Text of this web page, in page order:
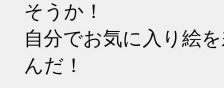
そうか！
自分でお気に入り絵
んだ！